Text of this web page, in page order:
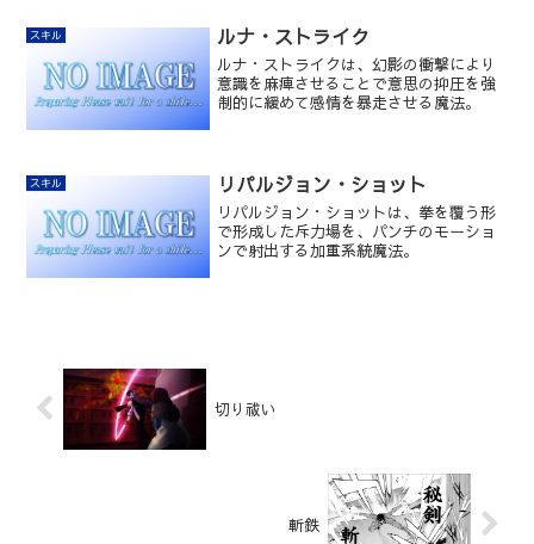
甲」ということから、「リアクティブ」
と名付けられた。
スキル ルナ・ストライク
ルナ・ストライクは、幻影の衝撃により
意識を麻痺させることで意思の抑圧を強
制的に緩めて感情を暴走させる魔法。
スキル リパルジョン・ショット
リパルジョン・ショットは、拳を覆う形
で形成した斥力場を、パンチのモーショ
ンで射出する加重系統魔法。
切り祓い
斬鉄